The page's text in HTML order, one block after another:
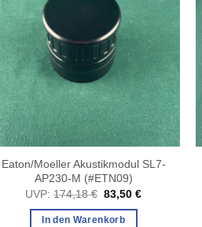
Eaton/Moeller Akustikmodul SL7-
AP230-M (#ETN09)
UVP: 174,18€ Ursprünglicher
war:
83,50€Aktueller
In den Warenkorb